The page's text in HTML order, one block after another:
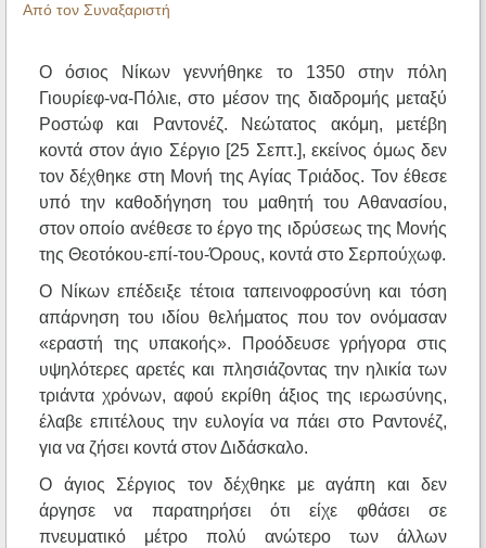
Από τον Συναξαριστή
Ο όσιος Νίκων γεννήθηκε το 1350 στην πόλη
Γιουρίεφ-να-Πόλιε, στο μέσον της διαδρομής μεταξύ
Ροστώφ και Ραντονέζ. Νεώτατος ακόμη, μετέβη
κοντά στον άγιο Σέργιο [25 Σεπτ.], εκείνος όμως δεν
τον δέχθηκε στη Μονή της Αγίας Τριάδος. Τον έθεσε
υπό την καθοδήγηση του μαθητή του Αθανασίου,
στον οποίο ανέθεσε το έργο της ιδρύσεως της Μονής
της Θεοτόκου-επί-του-Όρους, κοντά στο Σερπούχωφ.
Ο Νίκων επέδειξε τέτοια ταπεινοφροσύνη και τόση
απάρνηση του ιδίου θελήματος που τον ονόμασαν
«εραστή της υπακοής». Προόδευσε γρήγορα στις
υψηλότερες αρετές και πλησιάζοντας την ηλικία των
τριάντα χρόνων, αφού εκρίθη άξιος της ιερωσύνης,
έλαβε επιτέλους την ευλογία να πάει στο Ραντονέζ,
για να ζήσει κοντά στον Διδάσκαλο.
Ο άγιος Σέργιος τον δέχθηκε με αγάπη και δεν
άργησε να παρατηρήσει ότι είχε φθάσει σε
πνευματικό μέτρο πολύ ανώτερο των άλλων